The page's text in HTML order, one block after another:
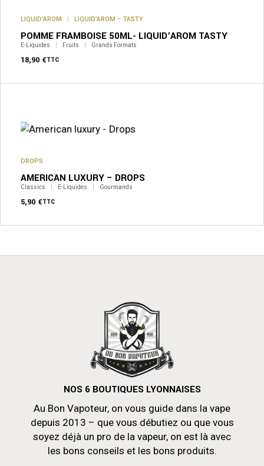
LIQUID’AROM LIQUID’AROM – TASTY
POMME FRAMBOISE 50ML- LIQUID’AROM TASTY
E-Liquides Fruits Grands Formats
18,90 €TTC
DROPS
AMERICAN LUXURY – DROPS
Classics E-Liquides Gourmands
5,90 €TTC
variations.
peuvent
choisies
page
produit
NOS 6 BOUTIQUES LYONNAISES
Au Bon Vapoteur, on vous guide dans la vape
depuis 2013 – que vous débutiez ou que vous
soyez déjà un pro de la vapeur, on est là avec
les bons conseils et les bons produits.